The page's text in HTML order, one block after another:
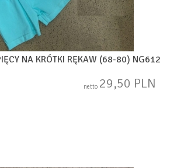
NA KRÓTKI RĘKAW (68-80) NG612
netto 29,50 PLN